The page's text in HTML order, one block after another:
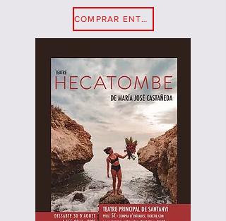
COMPRAR ENTRADA